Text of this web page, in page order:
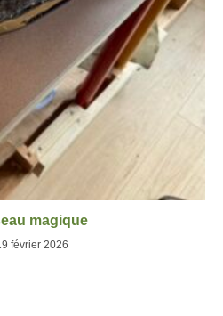
magique
février 2026